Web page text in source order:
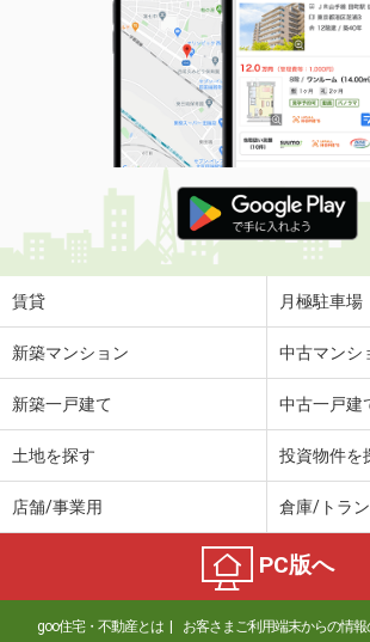
賃貸 月極駐車場
新築マンション 中古マンシ
新築一戸建て 中古一戸建
土地を探す 投資物件を
店舗/事業用 倉庫/トラ
PC版へ
goo住宅・不動産とは お客さまご利用端末からの情